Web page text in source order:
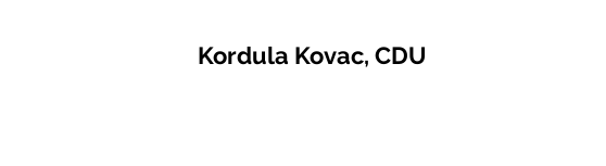
Kordula Kovac, CDU